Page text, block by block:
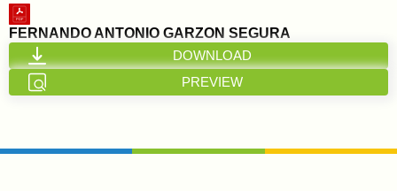
Inicio
Nosotros
Transparencia
FERNANDO ANTONIO GARZON SEGURA
DOWNLOAD
PREVIEW